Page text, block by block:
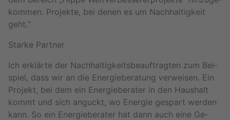
kom­men. Pro­jek­te, bei denen es um Nach­hal­tig­keit
geht.“
Star­ke Part­ner
Ich er­klär­te der Nach­hal­tig­keits­be­auf­trag­ten zum Bei­
spiel, dass wir an die En­er­gie­be­ra­tung ver­wei­sen. Ein
Pro­jekt, bei dem ein En­er­gie­be­ra­ter in den Haus­halt
kommt und sich an­guckt, wo En­er­gie ge­spart wer­den
kann. So ein En­er­gie­be­ra­ter hat dann auch eine Ge­